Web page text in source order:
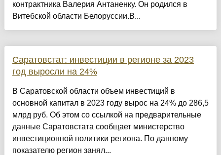
контрактника Валерия Антаненку. Он родился в
Витебской области Белоруссии.В...
Саратовстат: инвестиции в регионе за 2023
год выросли на 24%
В Саратовской области объем инвестиций в
основной капитал в 2023 году вырос на 24% до 286,5
млрд руб. Об этом со ссылкой на предварительные
данные Саратовстата сообщает министерство
инвестиционной политики региона. По данному
показателю регион занял...